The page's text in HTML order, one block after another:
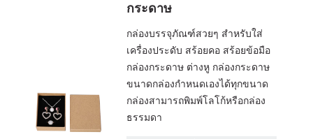
กระดาษ
กล่องบรรจุภัณฑ์สวยๆ สำหรับใส่
เครื่องประดับ สร้อยคอ สร้อยข้อมือ
กล่องกระดาษ ต่างหู กล่องกระดาษ
ขนาดกล่องกำหนดเองได้ทุกขนาด
กล่องสามารถพิมพ์โลโก้หรือกล่อง
ธรรมดา